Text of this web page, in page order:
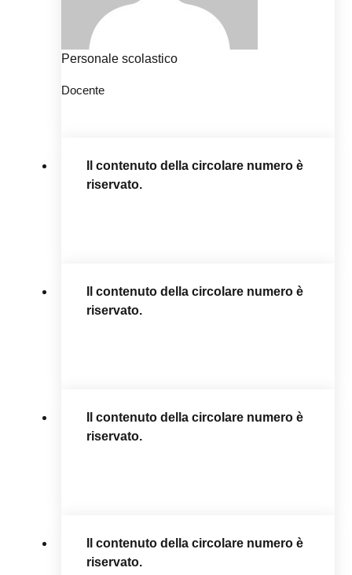
Personale scolastico
Docente
Il contenuto della circolare numero è
riservato.
Il contenuto della circolare numero è
riservato.
Il contenuto della circolare numero è
riservato.
Il contenuto della circolare numero è
riservato.